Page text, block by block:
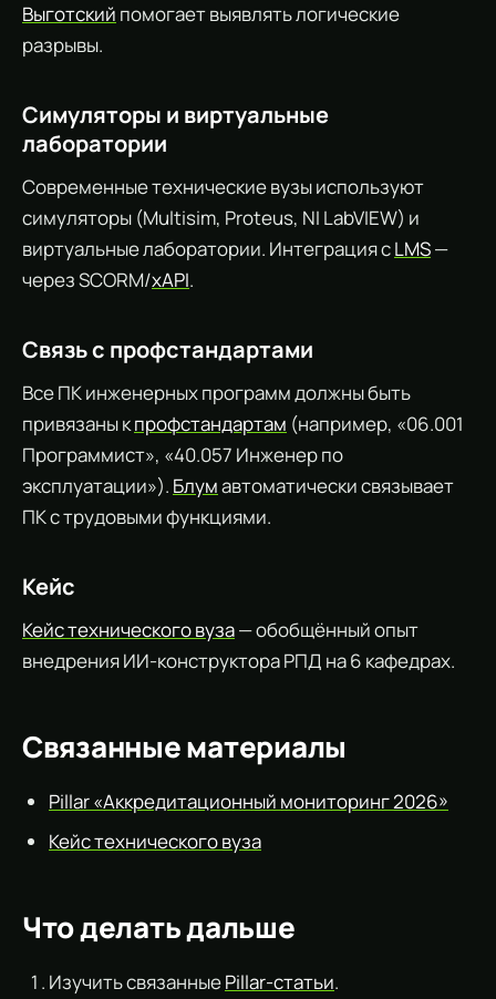
Выготский помогает выявлять логические
разрывы.
Симуляторы и виртуальные
лаборатории
Современные технические вузы используют
симуляторы (Multisim, Proteus, NI LabVIEW) и
виртуальные лаборатории. Интеграция сLMS—
через SCORM/xAPI.
Связь с профстандартами
Все ПК инженерных программ должны быть
привязаны кпрофстандартам (например, «06.001
Программист», «40.057 Инженер по
эксплуатации»). Блумавтоматически связывает
ПК с трудовыми функциями.
Кейс
Кейс технического вуза— обобщённый опыт
внедрения ИИ-конструктора РПД на 6 кафедрах.
Связанные материалы
Pillar «Аккредитационный мониторинг 2026»
Кейс технического вуза
Что делать дальше
Изучить связанныеPillar-статьи.